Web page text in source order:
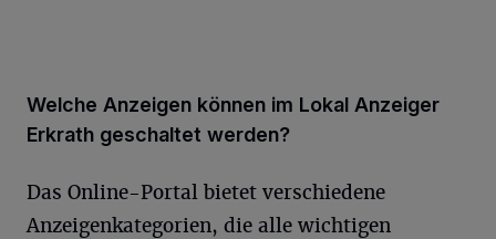
Welche Anzeigen können im Lokal Anzeiger
Erkrath geschaltet werden?
Das Online-Portal bietet verschiedene
Anzeigenkategorien, die alle wichtigen